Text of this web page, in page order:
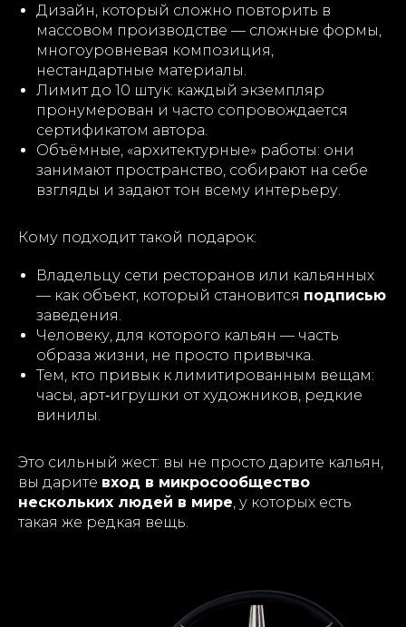
Дизайн, который сложно повторить в
массовом производстве — сложные формы,
многоуровневая композиция,
нестандартные материалы.
Лимит до 10 штук: каждый экземпляр
пронумерован и часто сопровождается
сертификатом автора.
Объёмные, «архитектурные» работы: они
занимают пространство, собирают на себе
взгляды и задают тон всему интерьеру.
Кому подходит такой подарок:
Владельцу сети ресторанов или кальянных
— как объект, который становится подписью
заведения.
Человеку, для которого кальян — часть
образа жизни, не просто привычка.
Тем, кто привык к лимитированным вещам:
часы, арт‑игрушки от художников, редкие
винилы.
Это сильный жест: вы не просто дарите кальян,
вы дарите вход в микросообщество
нескольких людей в мире , у которых есть
такая же редкая вещь.